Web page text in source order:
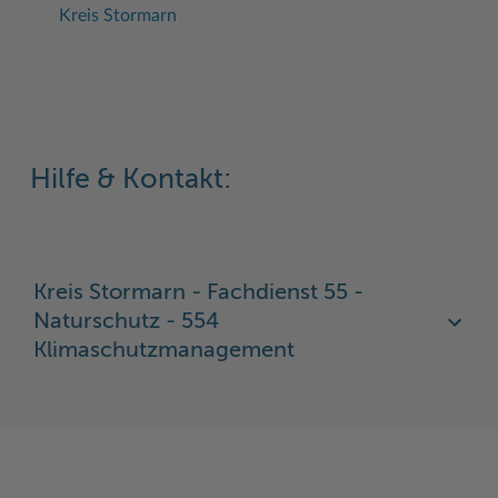
Kreis Stormarn
Hilfe & Kontakt:
Kreis Stormarn - Fachdienst 55 -
Naturschutz - 554
Klimaschutzmanagement